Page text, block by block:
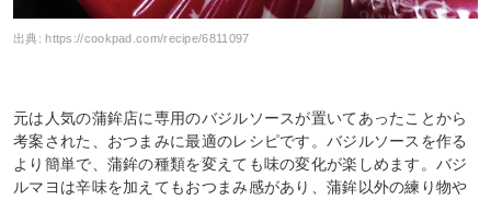
出典: https://cookpad.com/recipe/6811097
元は人気の蒲鉾店に専用のバジルソースが置いてあったことから
考案された、おつまみに最適のレシピです。バジルソースを作る
より簡単で、蒲鉾の種類を変えても味の変化が楽しめます。バジ
ルマヨは辛味を加えてもおつまみ感があり、蒲鉾以外の練り物や